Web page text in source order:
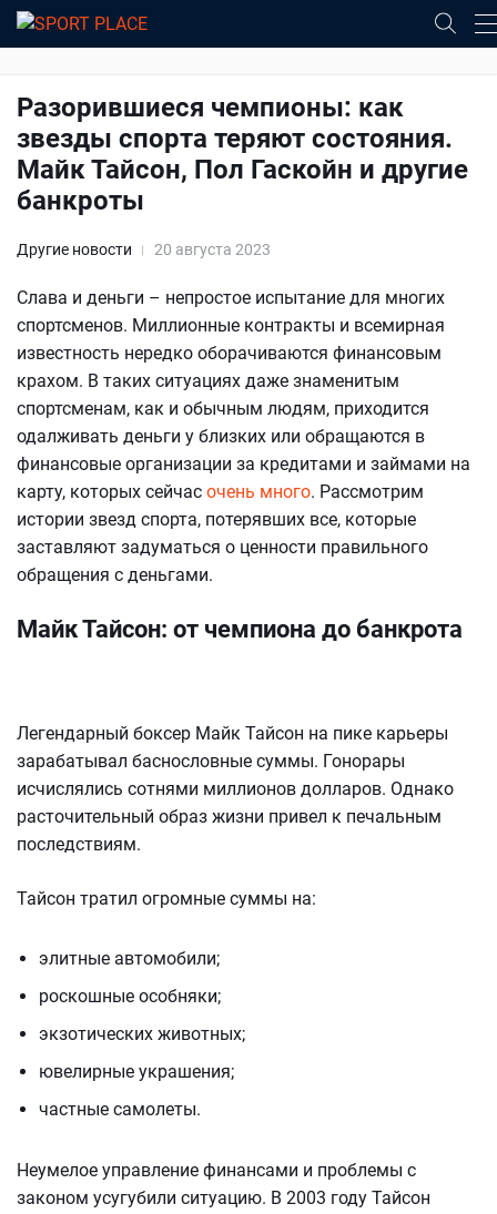
Разорившиеся чемпионы: как
звезды спорта теряют состояния.
Майк Тайсон, Пол Гаскойн и другие
банкроты
Другие новости 20 августа 2023
Слава и деньги – непростое испытание для многих
спортсменов. Миллионные контракты и всемирная
известность нередко оборачиваются финансовым
крахом. В таких ситуациях даже знаменитым
спортсменам, как и обычным людям, приходится
одалживать деньги у близких или обращаются в
финансовые организации за кредитами и займами на
карту, которых сейчас очень много. Рассмотрим
истории звезд спорта, потерявших все, которые
заставляют задуматься о ценности правильного
обращения с деньгами.
Майк Тайсон: от чемпиона до банкрота
Легендарный боксер Майк Тайсон на пике карьеры
зарабатывал баснословные суммы. Гонорары
исчислялись сотнями миллионов долларов. Однако
расточительный образ жизни привел к печальным
последствиям.
Тайсон тратил огромные суммы на:
элитные автомобили;
роскошные особняки;
экзотических животных;
ювелирные украшения;
частные самолеты.
Неумелое управление финансами и проблемы с
законом усугубили ситуацию. В 2003 году Тайсон